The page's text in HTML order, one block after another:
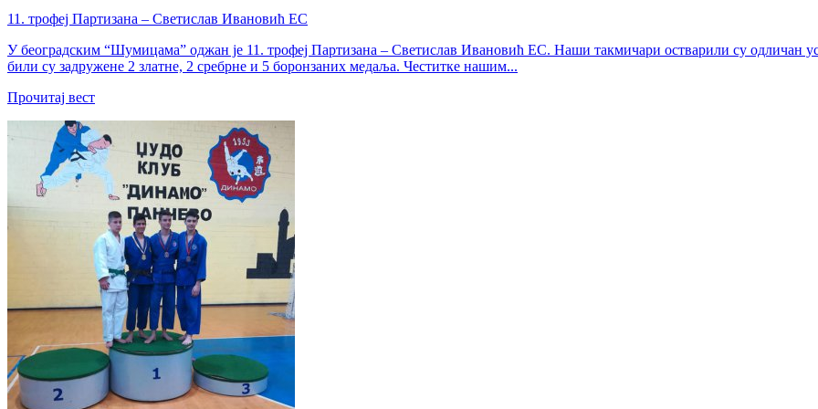
11. трофеј Партизана – Светислав Ивановић ЕС
У београдским “Шумицама” оджан је 11. трофеј Партизана – Светислав Ивановић ЕС. Наши такмичари остварили су одличан
били су задружене 2 златне, 2 сребрне и 5 боронзаних медаља. Честитке нашим...
Прочитај вест